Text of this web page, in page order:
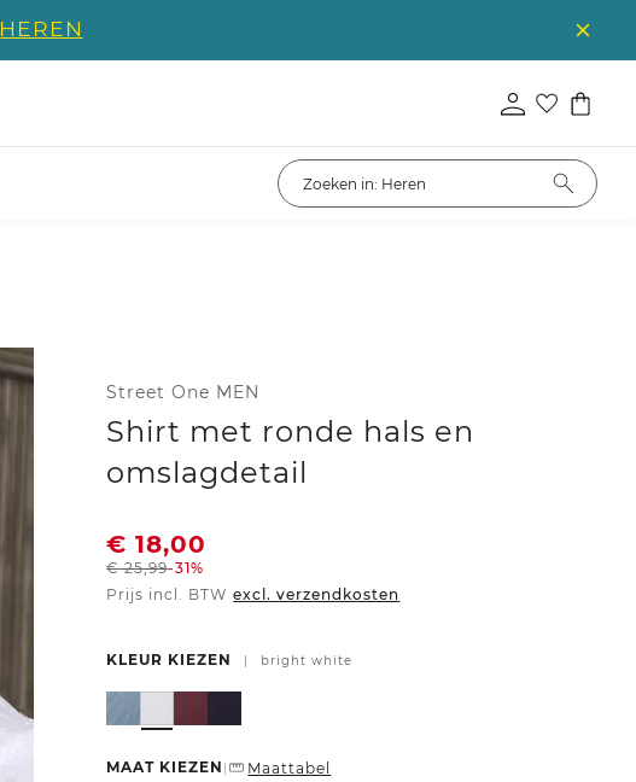
HEREN
Street One MEN
Shirt met ronde hals en
omslagdetail
€ 18,00
€25,99-31%
Prijs incl. BTW excl. verzendkosten
KLEUR KIEZEN | bright white
MAAT KIEZEN | Maattabel